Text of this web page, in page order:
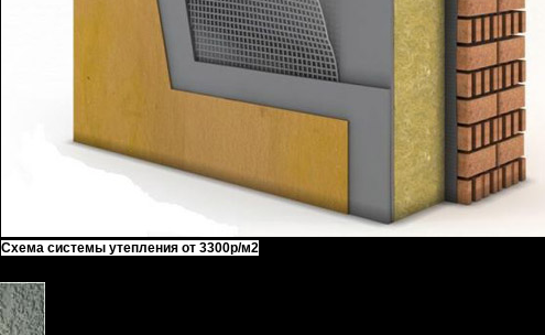
Схема системы утепления от 3300р/м2